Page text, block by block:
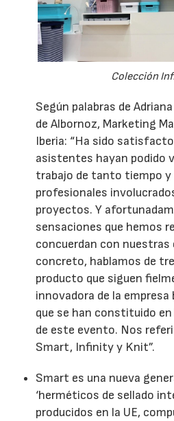
Colección
Según palabras de
de Albornoz, Marketing
Iberia: “Ha sido
asistentes hayan podido
trabajo de tanto tiempo
profesionales
proyectos. Y
sensaciones que hemos
concuerdan con
concreto, hablamos de
producto que siguen
innovadora de la empresa
que se han constituido
de este evento. Nos
Smart, Infinity y Knit”.
Smart es una nueva
‘herméticos de sellado
producidos en la UE,